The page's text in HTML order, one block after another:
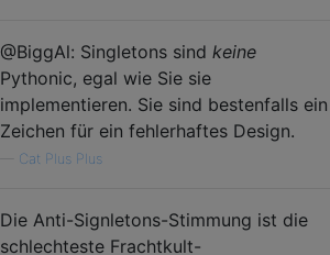
@BiggAl: Singletons sind keine
Pythonic, egal wie Sie sie
implementieren. Sie sind bestenfalls ein
Zeichen für ein fehlerhaftes Design.
Cat Plus Plus
Die Anti-Signletons-Stimmung ist die
schlechteste Frachtkult-